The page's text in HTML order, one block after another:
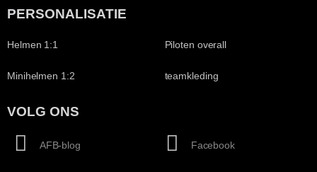
PERSONALISATIE
Helmen 1:1
Minihelmen 1:2
Piloten overall
teamkleding
VOLG ONS
AFB-blog Facebook